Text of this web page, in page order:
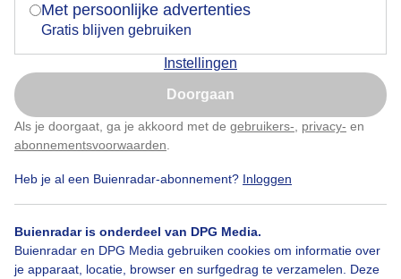
Met persoonlijke advertenties
Gratis blijven gebruiken
Instellingen
Doorgaan
Als je doorgaat, ga je akkoord met de gebruikers- privacy- en
abonnementsvoorwaarden
Heb je al een Buienradar-abonnement? Inloggen
Buienradar is onderdeel van DPG Media.
Buienradar en DPG Media gebruiken cookies om informatie over
je apparaat, locatie, browser en surfgedrag te verzamelen. Deze
Lente
Zomer
Over Buienradar
Bedrijfsgegevens
Veelgestelde vragen
Nu niet, misschien later
Klik hierom dit aan te passen